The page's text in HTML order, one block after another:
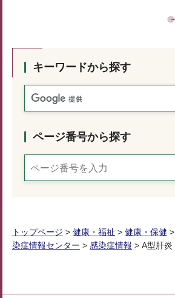
キーワードから探す
ページ番号から探す
トップページ > 健康・福祉 > 健康・保健 >
染症情報センター > 感染症情報 > A型肝炎